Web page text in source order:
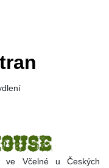
ve Včelné u Českých